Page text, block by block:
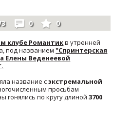
0 0
клубе Романтикв утренней
под названием"Спринтерская
Елены Веденеевой
название сэкстремальной
просьбам
гонялись по кругу длиной3700